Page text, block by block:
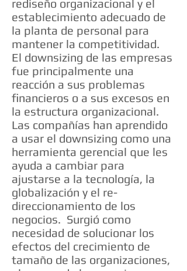
rediseño organizacional y el
establecimiento adecuado de
la planta de personal para
mantener la competitividad.
El downsizing de las empresas
fue principalmente una
reacción a sus problemas
financieros o a sus excesos en
la estructura organizacional.
Las compañías han aprendido
a usar el downsizing como una
herramienta gerencial que les
ayuda a cambiar para
ajustarse a la tecnología, la
globalización y el re-
direccionamiento de los
negocios. Surgió como
necesidad de solucionar los
efectos del crecimiento de
tamaño de las organizaciones,